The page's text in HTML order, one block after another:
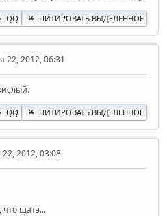
QQ ЦИТИРОВАТЬ ВЫДЕЛЕННОЕ
22, 2012, 06:31
QQ ЦИТИРОВАТЬ ВЫДЕЛЕННОЕ
22, 2012, 03:08
что щатэ...